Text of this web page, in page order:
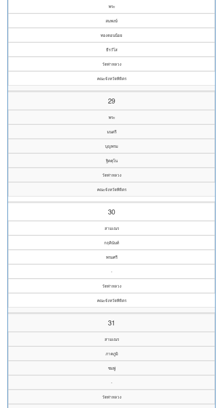
พระ
สมพงษ์
ทองดอนน้อย
ธีรวํโส
วัดท่าหลวง
คณะจังหวัดพิจิตร
29
พระ
มนตรี
บุญพรม
ฐิตคุโน
วัดท่าหลวง
คณะจังหวัดพิจิตร
30
สามเณร
กฤตินันท์
พรมศรี
-
วัดท่าหลวง
คณะจังหวัดพิจิตร
31
สามเณร
ภาคภูมิ
ชมพู่
-
วัดท่าหลวง